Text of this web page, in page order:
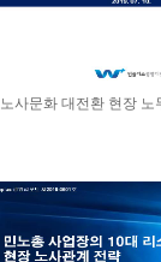
노사문화 대전환 현장 노